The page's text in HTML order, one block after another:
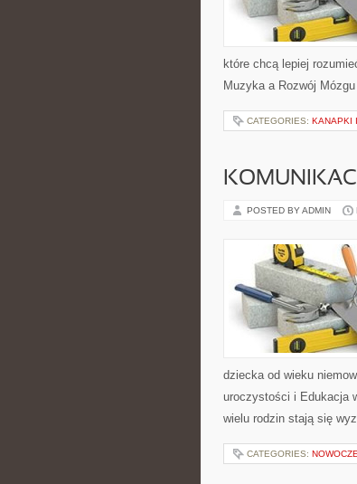
które chcą lepiej
Muzyka a Rozwój
CATEGORIES: KANAPKI
POSTED BY ADMIN
dziecka od wieku
uroczystości i Edukacja
wielu rodzin stają się
CATEGORIES: